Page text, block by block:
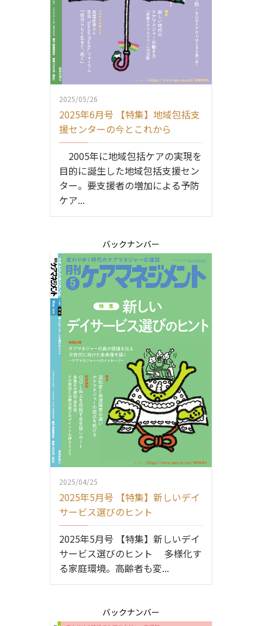
2025/05/26
2025年6月号 【特集】地域包括支
援センターの今とこれから
2005年に地域包括ケアの実現を
目的に誕生した地域包括支援セン
ター。要支援者の増加による予防
ケア...
バックナンバー
2025/04/25
2025年5月号 【特集】新しいデイ
サービス選びのヒント
2025年5月号 【特集】新しいデイ
サービス選びのヒント 多様化す
る家庭環境。高齢者も変...
バックナンバー